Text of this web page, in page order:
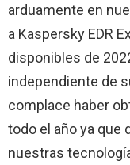
arduamente en
a Kaspersky EDR
disponibles de
independiente de
complace haber
todo el año ya que
nuestras